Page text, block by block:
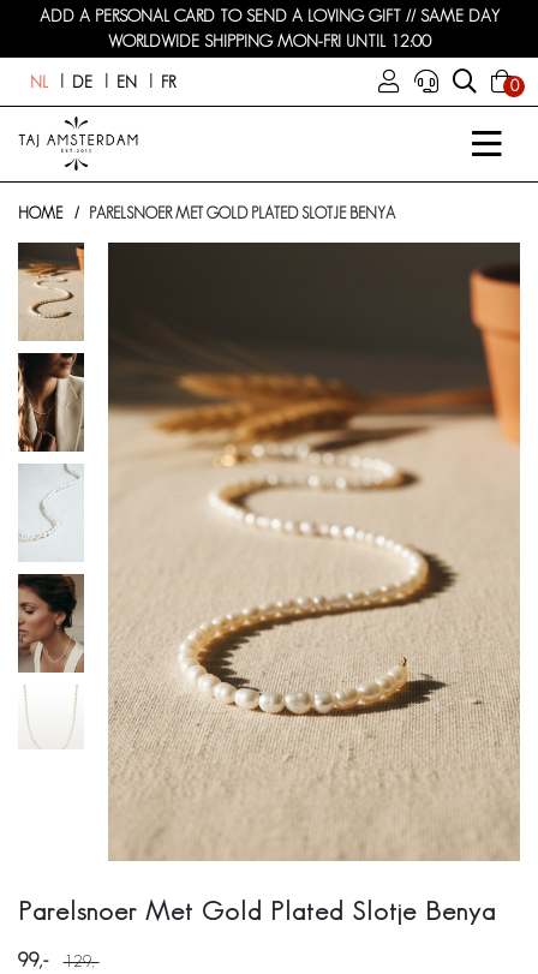
ADD A PERSONAL CARD TO SEND A LOVING GIFT // SAME DAY
WORLDWIDE SHIPPING MON-FRI UNTIL 12:00
NL DE EN FR 0
HOME PARELSNOER MET GOLD PLATED SLOTJE BENYA
Parelsnoer Met Gold Plated Slotje Benya
99 129